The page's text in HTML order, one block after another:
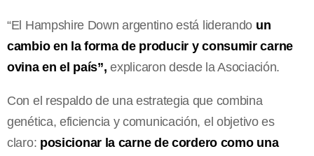
“El Hampshire Down argentino está liderando un
cambio en la forma de producir y consumir carne
ovina en el país”, explicaron desde la Asociación.
Con el respaldo de una estrategia que combina
genética, eficiencia y comunicación, el objetivo es
claro: posicionar la carne de cordero como una